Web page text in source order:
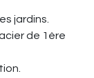
jardins.
de 1ère